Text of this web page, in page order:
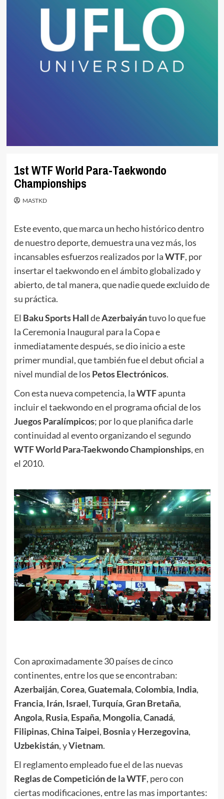
1st WTF World Para-Taekwondo
Championships
MASTKD
Este evento, que marca un hecho histórico dentro
de nuestro deporte, demuestra una vez más, los
incansables esfuerzos realizados por laWTF, por
insertar el taekwondo en el ámbito globalizado y
abierto, de tal manera, que nadie quede excluido de
su práctica.
El Baku Sports HalldeAzerbaiyántuvo lo que fue
la Ceremonia Inaugural para la Copa e
inmediatamente después, se dio inicio a este
primer mundial, que también fue el debut oficial a
nivel mundial de los Petos Electrónicos.
Con esta nueva competencia, laWTFapunta
incluir el taekwondo en el programa oficial de los
Juegos Paralímpicos; por lo que planifica darle
continuidad al evento organizando el segundo
WTF World Para-Taekwondo Championships, en
el 2010.
Con aproximadamente 30 países de cinco
continentes, entre los que se encontraban:
Azerbaiján,Corea,Guatemala,Colombia, India,
Francia, Irán, Israel,Turquía,Gran Bretaña,
Angola, Rusia, España, Mongolia,Canadá,
Filipinas,China Taipei, BosniayHerzegovina,
Uzbekistán, yVietnam.
El reglamento empleado fue el de las nuevas
Reglas de Competición de la WTF, pero con
ciertas modificaciones, entre las mas importantes: